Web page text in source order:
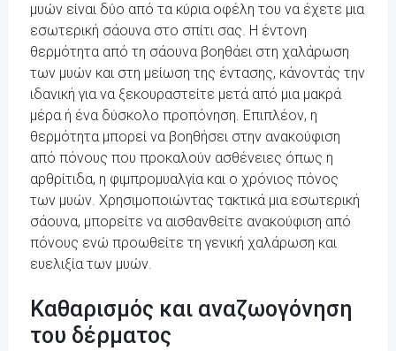
μυών είναι δύο από τα κύρια οφέλη του να έχετε μια
εσωτερική σάουνα στο σπίτι σας. Η έντονη
θερμότητα από τη σάουνα βοηθάει στη χαλάρωση
των μυών και στη μείωση της έντασης, κάνοντάς την
ιδανική για να ξεκουραστείτε μετά από μια μακρά
μέρα ή ένα δύσκολο προπόνηση. Επιπλέον, η
θερμότητα μπορεί να βοηθήσει στην ανακούφιση
από πόνους που προκαλούν ασθένειες όπως η
αρθρίτιδα, η φιμπρομυαλγία και ο χρόνιος πόνος
των μυών. Χρησιμοποιώντας τακτικά μια εσωτερική
σάουνα, μπορείτε να αισθανθείτε ανακούφιση από
πόνους ενώ προωθείτε τη γενική χαλάρωση και
ευελιξία των μυών.
Καθαρισμός και αναζωογόνηση
του δέρματος